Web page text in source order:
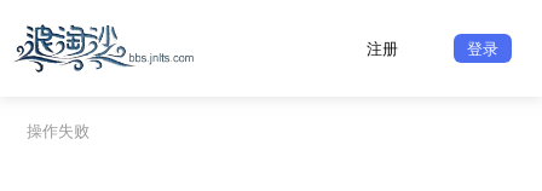
注册 登录
操作失败